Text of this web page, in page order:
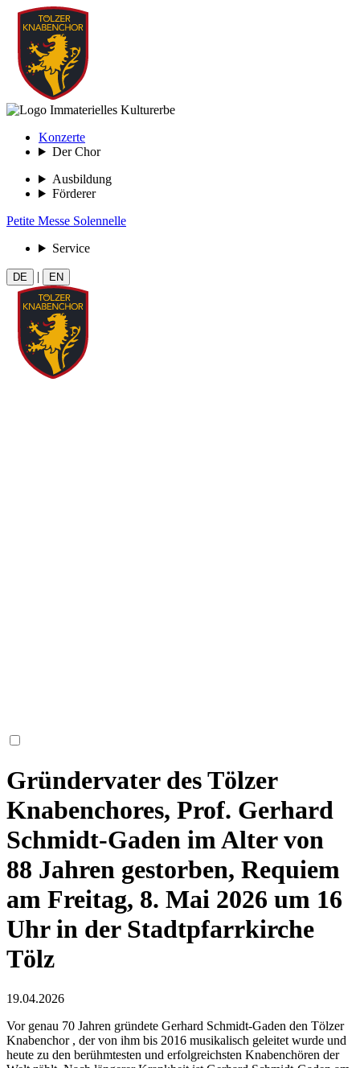
Konzerte
Der Chor
Ausbildung
Förderer
Petite Messe Solennelle
Service
DE | EN
Gründervater des Tölzer
Knabenchores, Prof. Gerhard
Schmidt-Gaden im Alter von
88 Jahren gestorben, Requiem
am Freitag, 8. Mai 2026 um 16
Uhr in der Stadtpfarrkirche
Tölz
19.04.2026
Vor genau 70 Jahren gründete Gerhard Schmidt-Gaden den Tölzer
Knabenchor , der von ihm bis 2016 musikalisch geleitet wurde und
heute zu den berühmtesten und erfolgreichsten Knabenchören der